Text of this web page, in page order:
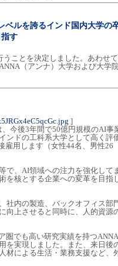
ルを誇るインド国内大学の
す
ことを決定しました。あわせて
（アンナ）大学および大学
]
今後3年間で50億円規模のAI事
ンドの工科系大学として高く評
雇用します（女性44名、男性26
で、AI領域への注力を強化して
を核とする企業への変革を目指
社内の製造、バックオフィス部
向上させると同時に、人的資源
圏でも高い研究実績を持つ
を実現しました。また、来日後
材による生活・業務支援など、